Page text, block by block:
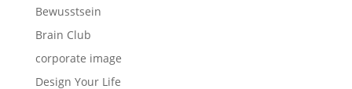
Bewusstsein
Brain Club
corporate image
Design Your Life